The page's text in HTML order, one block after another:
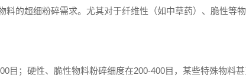
的超细粉碎需求。尤其对于纤维性（如中草药）、脆性等物
目；硬性、脆性物料粉碎细度在200-400目，某些特殊物料甚